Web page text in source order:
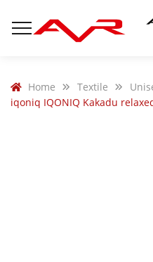
Home Textile
iqoniq IQONIQ Kakadu